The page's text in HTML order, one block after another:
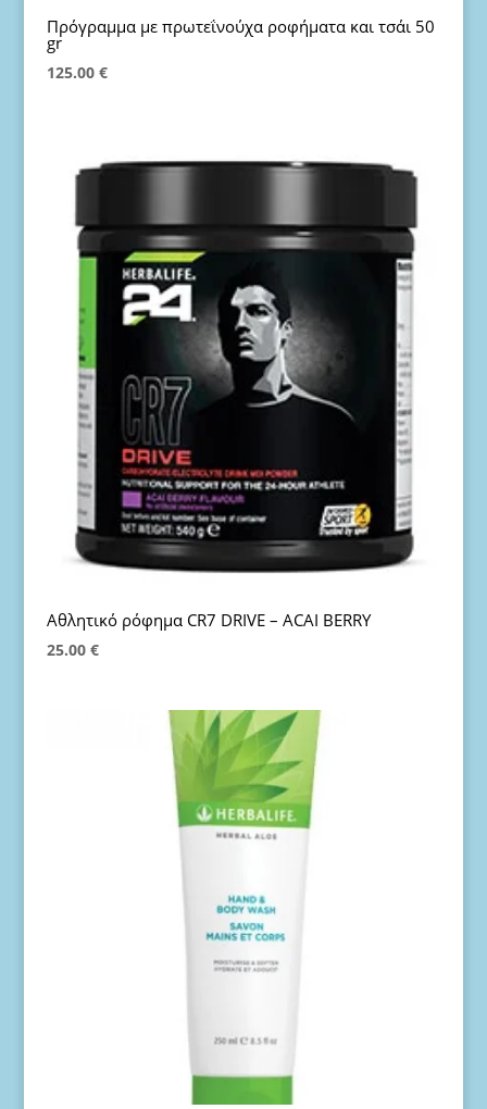
Πρόγραμμα με πρωτεΐνούχα ροφήματα και τσάι 50
gr
125.00 €
Αθλητικό ρόφημα CR7 DRIVE – ACAI BERRY
25.00 €